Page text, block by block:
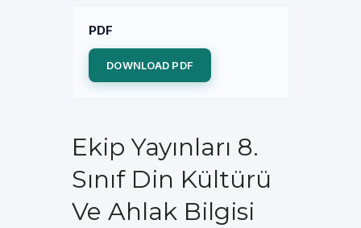
PDF
DOWNLOAD PDF
Ekip Yayınları 8.
Sınıf Din Kültürü
Ve Ahlak Bilgisi